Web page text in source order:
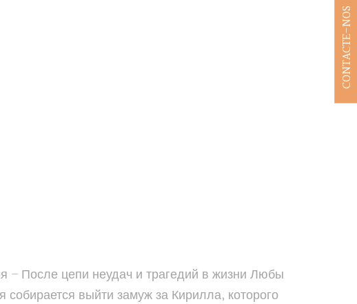
– После цепи неудач и трагедий в жизни Любы
выйти замуж за Кирилла, которого
CONTACTE-NOS